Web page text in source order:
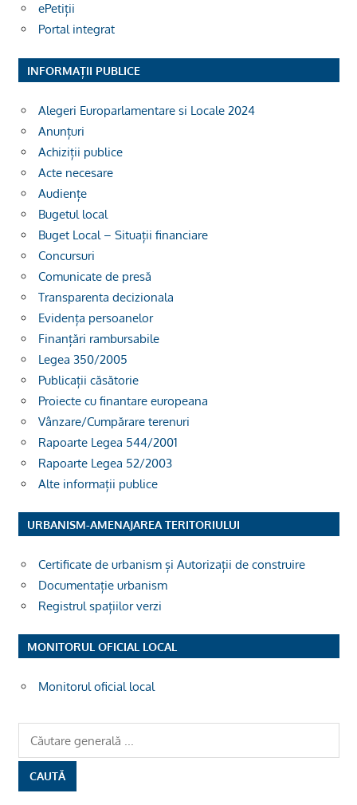
ePetiții
Portal integrat
INFORMAȚII PUBLICE
Alegeri Europarlamentare si Locale 2024
Anunțuri
Achiziții publice
Acte necesare
Audiențe
Bugetul local
Buget Local – Situații financiare
Concursuri
Comunicate de presă
Transparenta decizionala
Evidența persoanelor
Finanțări rambursabile
Legea 350/2005
Publicații căsătorie
Proiecte cu finantare europeana
Vânzare/Cumpărare terenuri
Rapoarte Legea 544/2001
Rapoarte Legea 52/2003
Alte informații publice
URBANISM-AMENAJAREA TERITORIULUI
Certificate de urbanism și Autorizații de construire
Documentație urbanism
Registrul spațiilor verzi
MONITORUL OFICIAL LOCAL
Monitorul oficial local